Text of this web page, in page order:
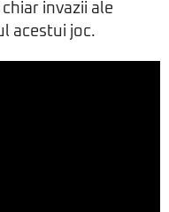
invazii ale
acestui joc.